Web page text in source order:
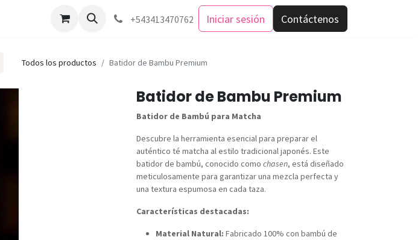
Como comprar +543413470762 Iniciar sesión Contáctenos
Todos los productos Batidor de Bambu Premium
Batidor de Bambu Premium
Batidor de Bambú para Matcha
Descubre la herramienta esencial para preparar el
auténtico té matcha al estilo tradicional japonés. Este
batidor de bambú, conocido como chasen, está diseñado
meticulosamente para garantizar una mezcla perfecta y
una textura espumosa en cada taza.
Características destacadas:
Material Natural: Fabricado 100% con bambú de